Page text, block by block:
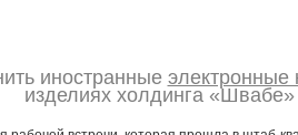
иностранные электронные
изделиях холдинга «Швабе»